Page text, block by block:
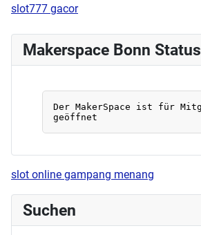
slot777 gacor
Makerspace Bonn Status
slot online gampang menang
Suchen